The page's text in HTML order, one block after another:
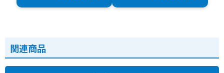
関連商品